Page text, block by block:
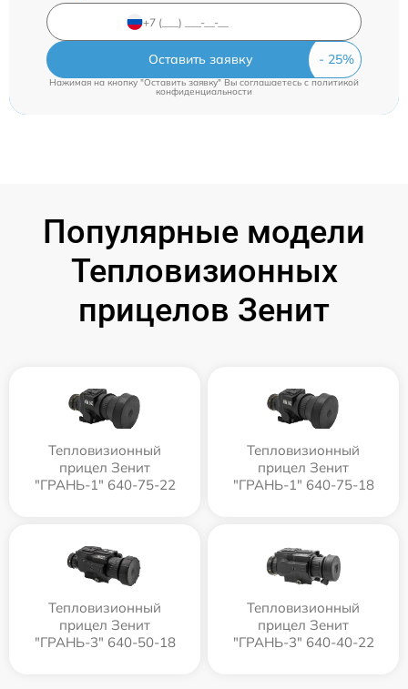
Оставить заявку
Нажимая на кнопку "Оставить заявку" Вы соглашаетесь c политикой
конфиденциальности
Популярные модели
Тепловизионных
прицелов Зенит
Тепловизионный
прицел Зенит
"ГРАНЬ-1" 640-75-22
Тепловизионный
прицел Зенит
"ГРАНЬ-1" 640-75-18
Тепловизионный
прицел Зенит
"ГРАНЬ-3" 640-50-18
Тепловизионный
прицел Зенит
"ГРАНЬ-3" 640-40-22